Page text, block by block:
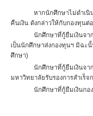
หากนักศึกษาไม่ดำเนินการ
คืนเงิน ดังกล่าวให้กับกองทุนต่
นักศึกษาที่กู้ยืมเงินจากกอง
เป็นนักศึกษาส่งกองทุนฯ มิฉะ
ศึกษา)
นักศึกษาที่กู้ยืมเงินจากกอง
มหาวิทยาลัยรับรองการสำเร็
นักศึกษาที่กู้ยืมเงินกองทุนฯ